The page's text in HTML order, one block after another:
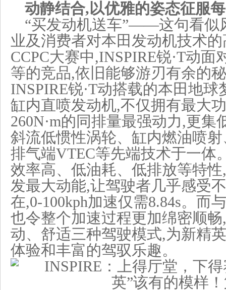
动静结合,以优雅的姿态征服
“买发动机送车”——这句看似
业及消费者对本田发动机技术
CCPC大赛中,INSPIRE锐·T动
等的竞品,依旧能够游刃有余的
INSPIRE锐·T动搭载的本田地球
缸内直喷发动机,不仅拥有最大
260N·m的同排量最强动力,更集
斜流低惯性涡轮、缸内燃油喷
排气端VTEC等先端技术于一体
效率高、低油耗、低排放等特
发最大动能,让驾驶者几乎感受
在,0-100kph加速仅需8.84s。而
也令整个加速过程更加绵密顺
动、舒适三种驾驶模式,为新精
体验和丰富的驾驭乐趣。